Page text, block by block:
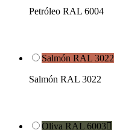
Petróleo RAL 6004
Salmón RAL 3022
Salmón RAL 3022
Oliva RAL 6003